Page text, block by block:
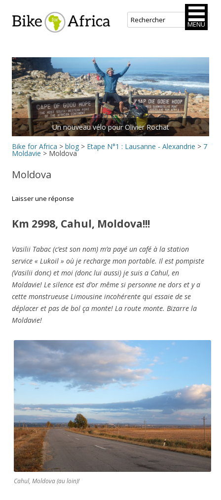
Bike for Africa
au
contenu
principal
Rejoins le peloton.
Bike for Africa > blog > Etape N°1 : Lausanne - Alexandrie > 7
Moldavie > Moldova
Moldova
Laisser une réponse
Km 2998, Cahul, Moldova!!!
Vasilii Tabac (c’est son nom) m’a payé un café à la station
service « Lukoil » où je recharge mon portable. Il est pompiste
(Vasilii donc) et moi (donc lui aussi) je suis a Cahul, en
Moldavie! Le silence est d’or même si personne ne dors et y a
cette monstrueuse Limousine incohérente qui essaie de se
déplacer et pas de bol ça monte! La route monte. Bizarre la
Moldavie!
Cahul, Moldova (au loin)!
MENU